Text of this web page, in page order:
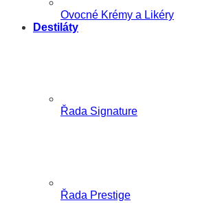
Ovocné Krémy a Likéry
Destiláty
Řada Signature
Řada Prestige